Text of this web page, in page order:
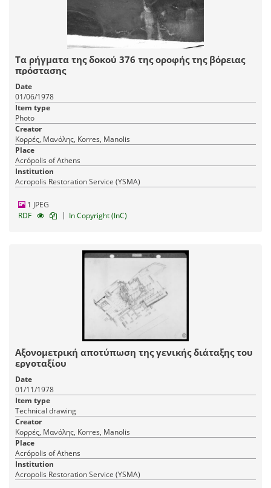
Τα ρήγματα της δοκού 376 της οροφής της βόρειας
πρόστασης
Date
01/06/1978
Item type
Photo
Creator
Κορρές, Μανόλης, Korres, Manolis
Place
Acrópolis of Athens
Institution
Acropolis Restoration Service (YSMA)
1 JPEG
RDF
| In Copyright (InC)
Αξονομετρική αποτύπωση της γενικής διάταξης του
εργοταξίου
Date
01/11/1978
Item type
Technical drawing
Creator
Κορρές, Μανόλης, Korres, Manolis
Place
Acrópolis of Athens
Institution
Acropolis Restoration Service (YSMA)